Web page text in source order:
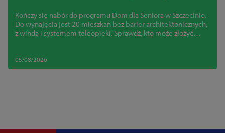
centrum Szczecina
Kończy się nabór do programu Dom dla Seniora w Szczecinie.
Do wynajęcia jest 20 mieszkań bez barier architektonicznych,
z windą i systemem teleopieki. Sprawdź, kto może złożyć
05/08/2026